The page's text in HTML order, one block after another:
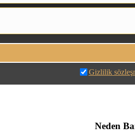
Gizlilik
Neden